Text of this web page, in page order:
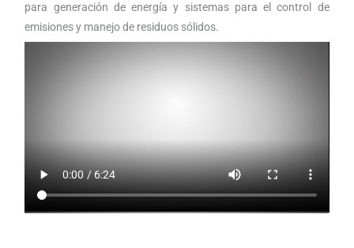
para generación de energía y sistemas para el control de
emisiones y manejo de residuos sólidos.